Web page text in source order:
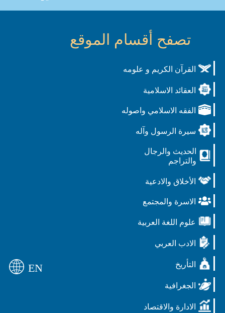
تصفح أقسام الموقع
القرآن الكريم و علومه
العقائد الاسلامية
الفقه الاسلامي واصوله
سيرة الرسول وآله
الحديث والرجال
والتراجم
الأخلاق والادعية
الاسرة والمجتمع
علوم اللغة العربية
الادب العربي
التأريخ
الجغرافية
الادارة والاقتصاد
EN